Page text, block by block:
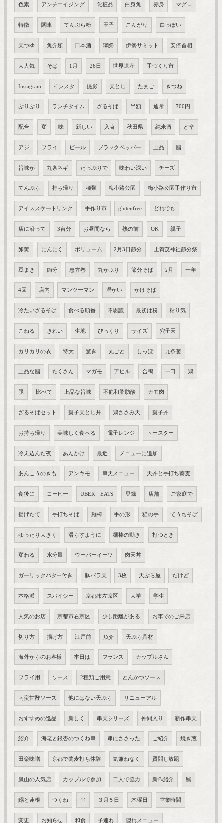
色素 アンチエイジング 化粧品 白身魚 赤身 マグロ
特徴 関東 てんぷら粉 玉子 こんがり 白っぽい
天つゆ 魚介類 日本酒 獺祭 伊勢サミット 安倍首相
大人気 そば 1月 26日 世界遺産 手づくり市
Instagram インスタ 撮影 天とじ たまご きつね
ぷりぷり ランチタイム ざるそば 半額 通常 700円
配合 変 味 新しい 入荷 秋田県 純米酒 ど辛
アジ フライ ピール ブラックペッパー 上品 脂
旨味が 九条ネギ たっぷりで 味わい深い チーズ
てんぷら 持ち帰り 種類 梅小路公園 梅小路公園手作り市
アイススケートリンク 手作り市 glutenfree どれでも
店に沿って 3台分 お昼間なら 熟の前 OK 親子
卵黄 にんにく ボリューム 2月3日節分 上賀茂神社節分祭
豆まき 節分 恵方巻 丸かぶり 節分そば 2月 一年
4回 店内 マンツーマン 温かい かけそば
冷たいざるそば 食べる順番 不思議 最初は粉 粘り気
こねる きれい 生地 びっくり サイズ 穴子天
カリカリの衣 特大 驚き 丸ごと しっぽ 九条葱
上品な脂 たくさん マガモ アヒル 合鴨 一口 鶏
豚 比べて 上品な旨味 不飽和脂肪酸 カモ肉
ざるそばセット 親子天とじ丼 鶏ささみ天 親子丼
お持ち帰り 美味しく食べる 電子レンジ トースター
冷え込んだ夜 あんかけ 最近 メニューに追加
あんこうのきも アンキモ 串天メニュー 天丼と手打ち蕎麦
食後に コーヒー UBER EATS 登録 店舗 ご家庭で
揚げたて 手打ちそば 麺棒 手の形 猫の手 てうちそば
ゆったり大きく 滑らすように 麺棒の動き 打つとき
変わる 水分量 ウーバーイーツ 肉天丼
ガーリックバター付き 豚バラ天 3枚 天ぷら屋 だけど
本格派 スパイシー 京都市左京区 大学 学生
人気のお店 京都市右京区 少し距離がある お車でのご来店
切り方 揚げ方 江戸前 魚介 天ぷら具材
海外からのお客様 本日は フランス カップルさん
フライ用 ソース 2種類ご用意 とんかつソース
南蛮甘酢ソース 他にはない天ぷら リニューアル
おすすめの逸品 新しく 串天シリーズ 仲間入り 新作串天
紹介 海老と銀杏のつくね串 串にささった ご紹介 焼き葱
田楽味噌 京都で蕎麦打ち体験 気兼ねなく 質問し放題
嵐山の人気店 カップルで参加 二人で協力 新作紹介 鰯
鰯と蓮根 つくね 串 ３月５日 木曜日 営業時間
変更 お知らせ 和食 子連れ 隠れメニュー